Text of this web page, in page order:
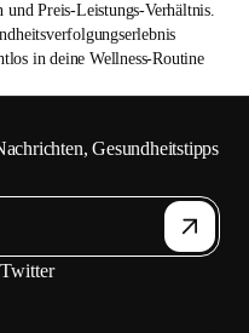
und Preis-Leistungs-Verhältnis.
in deine Wellness-Routine
Gesundheitstipps
Twitter